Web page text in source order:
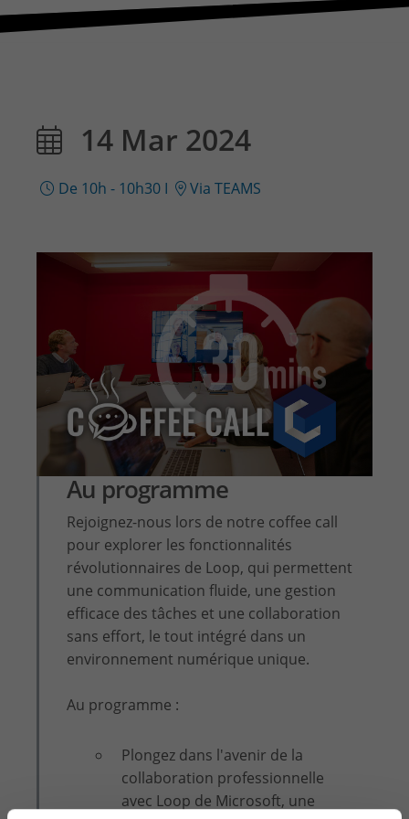
14 Mar 2024
De 10h - 10h30 I Via TEAMS
Au programme
Rejoignez-nous lors de notre coffee call
pour explorer les fonctionnalités
révolutionnaires de Loop, qui permettent
une communication fluide, une gestion
efficace des tâches et une collaboration
sans effort, le tout intégré dans un
environnement numérique unique.
Au programme :
Plongez dans l'avenir de la
collaboration professionnelle
avec Loop de Microsoft, une